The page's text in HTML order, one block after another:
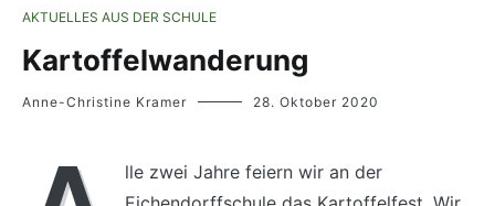
AKTUELLES AUS DER SCHULE
Kartoffelwanderung
Anne-Christine Kramer 28. Oktober 2020
lle zwei Jahre feiern wir an der